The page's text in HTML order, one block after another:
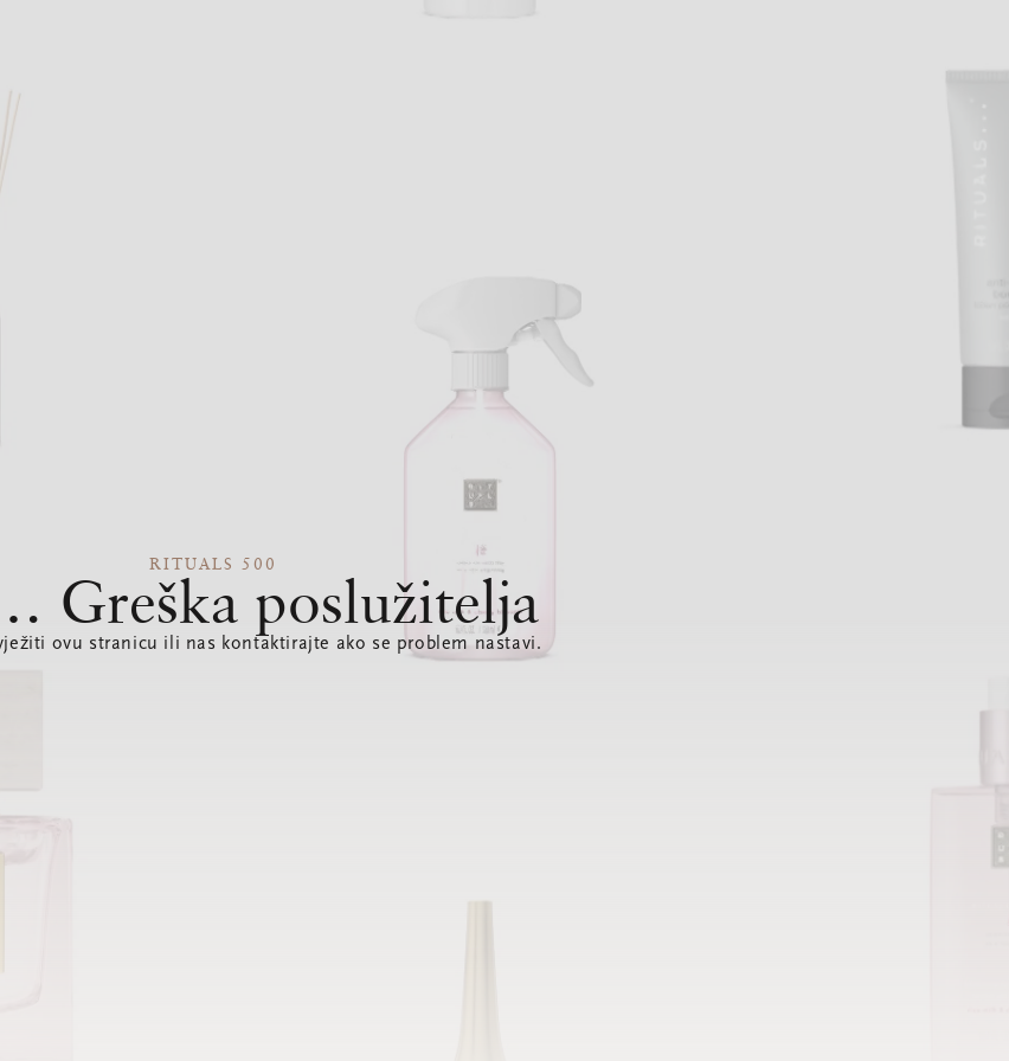
RITUALS 500
Greška poslužitelja
ovu stranicu ili nas kontaktirajte ako se problem nastavi.